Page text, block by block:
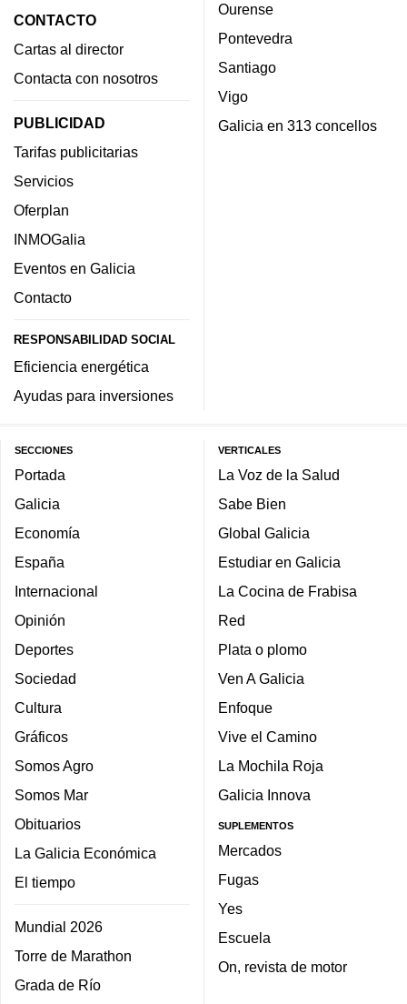
CONTACTO
Cartas al director
Contacta con nosotros
PUBLICIDAD
Tarifas publicitarias
Servicios
Oferplan
INMOGalia
Eventos en Galicia
Contacto
RESPONSABILIDAD SOCIAL
Eficiencia energética
Ayudas para inversiones
Ourense
Pontevedra
Santiago
Vigo
Galicia en 313 concellos
SECCIONES
Portada
Galicia
Economía
España
Internacional
Opinión
Deportes
Sociedad
Cultura
Gráficos
Somos Agro
Somos Mar
Obituarios
La Galicia Económica
El tiempo
Mundial 2026
Torre de Marathon
Grada de Río
VERTICALES
La Voz de la Salud
Sabe Bien
Global Galicia
Estudiar en Galicia
La Cocina de Frabisa
Red
Plata o plomo
Ven A Galicia
Enfoque
Vive el Camino
La Mochila Roja
Galicia Innova
SUPLEMENTOS
Mercados
Fugas
Yes
Escuela
On, revista de motor